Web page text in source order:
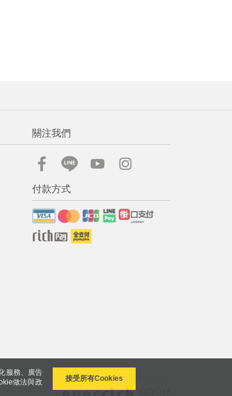
服務、廣告
做法與政
接受所有Cookies
關注我們
付款方式